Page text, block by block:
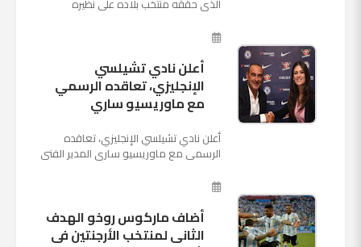
كأس العالم بأنه تدرب على هد...
أعلن نادي تشيلسي
الإنجليزي، تعاقده الرسمي
مع ماوريسيو ساري
أعلن نادي تشيلسي الإنجليزي، تعاقده
الرسمي مع ماوريسيو ساري المدير الفني
المقبل وخلافة أنطونيو كو...
أضاف ماركوس روخو الهدف
الثانى لمنتخب الأرجنتين فى